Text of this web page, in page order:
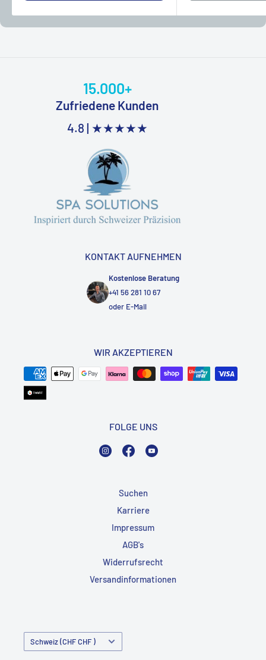
15.000+
Zufriedene Kunden
4.8 | ★★★★★
KONTAKT AUFNEHMEN
Kostenlose Beratung
+41 56 281 10 67
oder E-Mail
WIR AKZEPTIEREN
FOLGE UNS
InstagramFacebook
Suchen
Karriere
Impressum
AGB's
Widerrufsrecht
Versandinformationen
Land/Region Schweiz (CHF CHF )